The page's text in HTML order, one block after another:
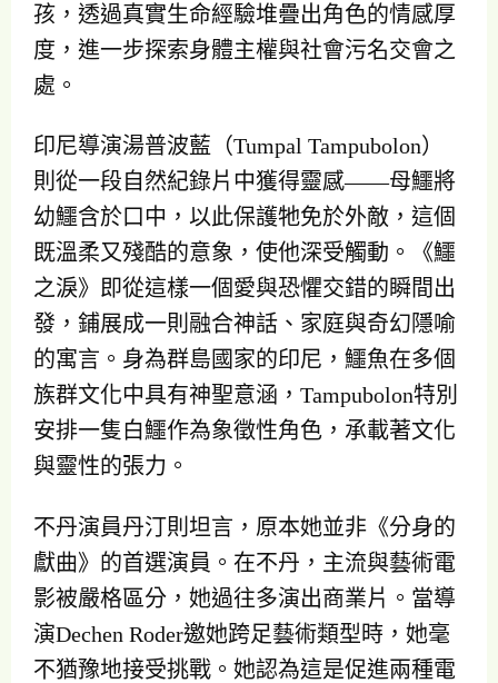
孩，透過真實生命經驗堆疊出角色的情感厚
度，進一步探索身體主權與社會污名交會之
處。
印尼導演湯普波藍（Tumpal Tampubolon）
則從一段自然紀錄片中獲得靈感——母鱷將
幼鱷含於口中，以此保護牠免於外敵，這個
既溫柔又殘酷的意象，使他深受觸動。《鱷
之淚》即從這樣一個愛與恐懼交錯的瞬間出
發，鋪展成一則融合神話、家庭與奇幻隱喻
的寓言。身為群島國家的印尼，鱷魚在多個
族群文化中具有神聖意涵，Tampubolon特別
安排一隻白鱷作為象徵性角色，承載著文化
與靈性的張力。
不丹演員丹汀則坦言，原本她並非《分身的
獻曲》的首選演員。在不丹，主流與藝術電
影被嚴格區分，她過往多演出商業片。當導
演Dechen Roder邀她跨足藝術類型時，她毫
不猶豫地接受挑戰。她認為這是促進兩種電